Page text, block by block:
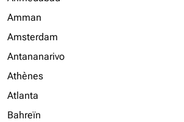
Amman
Amsterdam
Antananarivo
Athènes
Atlanta
Bahreïn